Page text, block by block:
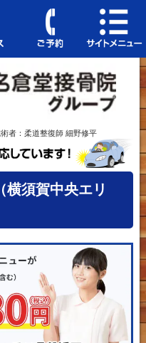
者：柔道整復師 細野修平
横須賀中央エリ